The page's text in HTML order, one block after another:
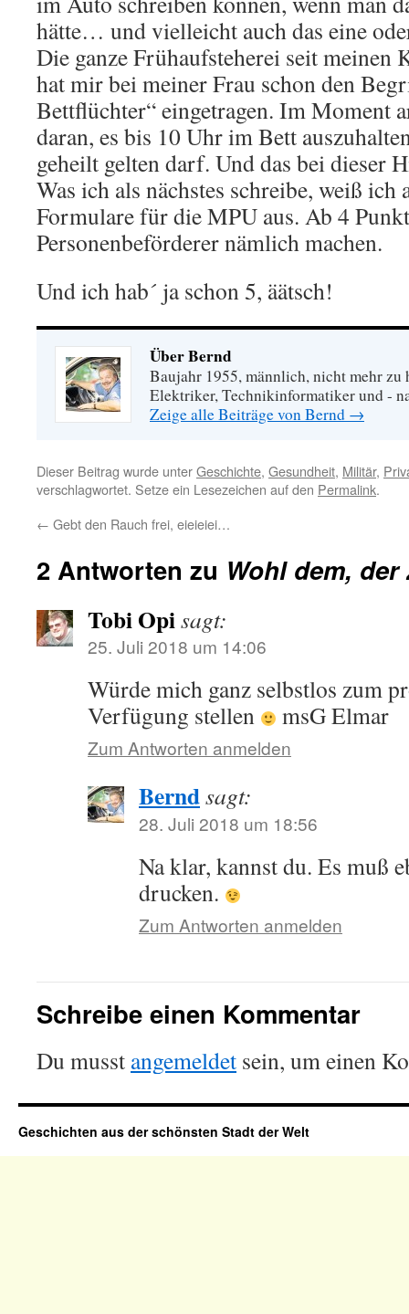
hätte… und vielleicht auch das eine
Die ganze Frühaufsteherei seit meinen
hat mir bei meiner Frau schon den
Bettflüchter“ eingetragen. Im Moment
daran, es bis 10 Uhr im Bett
geheilt gelten darf. Und das bei dieser
Was ich als nächstes schreibe, weiß
Formulare für die MPU aus. Ab 4
Personenbeförderer nämlich machen.
Und ich hab´ ja schon 5, äätsch!
Über Bernd
Baujahr 1955, männlich, nicht mehr zu
Elektriker, Technikinformatiker und -
Zeige alle Beiträge von Bernd →
Dieser Beitrag wurde unterGeschichte, Gesundheit, Militär,
verschlagwortet. Setze ein Lesezeichen auf den Permalink.
← Gebt den Rauch frei, eieieiei…
2 Antworten zu Wohl dem, der
Tobi Opisagt:
25. Juli 2018 um 14:06
Würde mich ganz selbstlos zum
Verfügung stellen
msG Elmar
Zum Antworten anmelden
Berndsagt:
28. Juli 2018 um 18:56
Na klar, kannst du. Es muß
drucken.
Zum Antworten anmelden
Schreibe einen Kommentar
Du musst angemeldet sein, um einen
Geschichten aus der schönsten Stadt der Welt